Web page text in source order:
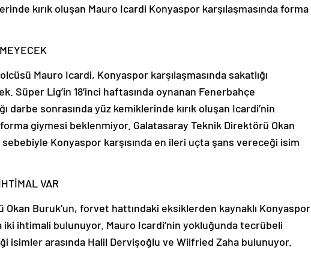
kırık oluşan Mauro Icardi Konyaspor karşılaşmasında forma
Mauro Icardi, Konyaspor karşılaşmasında sakatlığı
Süper Lig’in 18’inci haftasında oynanan Fenerbahçe
darbe sonrasında yüz kemiklerinde kırık oluşan Icardi’nin
giymesi beklenmiyor. Galatasaray Teknik Direktörü Okan
sebebiyle Konyaspor karşısında en ileri uçta şans vereceği isim
VAR
Okan Buruk’un, forvet hattındaki eksiklerden kaynaklı Konyaspor
iki ihtimali bulunuyor. Mauro Icardi’nin yokluğunda tecrübeli
isimler arasında Halil Dervişoğlu ve Wilfried Zaha bulunuyor.